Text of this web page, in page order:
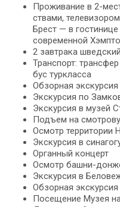
Про­жи­ва­ние в 2-
ства­ми,
Брест — в
со­вре­мен­ной
2 зав­тра­ка
Транс­порт:
бус турк­лас­са
Об­зор­ная
Экс­кур­сия по
Экс­кур­сия в му­зей
Подъем на
Осмотр тер­ри­то­рии
Экс­кур­сия в
Ор­ган­ный кон­церт
Осмотр башни-
Экс­кур­сия в
Об­зор­ная
По­се­ще­ние Музея